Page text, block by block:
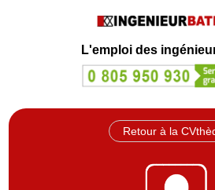
L'emploi des
Retour à la